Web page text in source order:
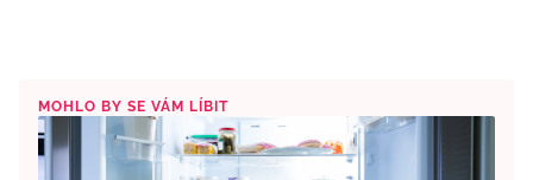
MOHLO BY SE VÁM LÍBIT